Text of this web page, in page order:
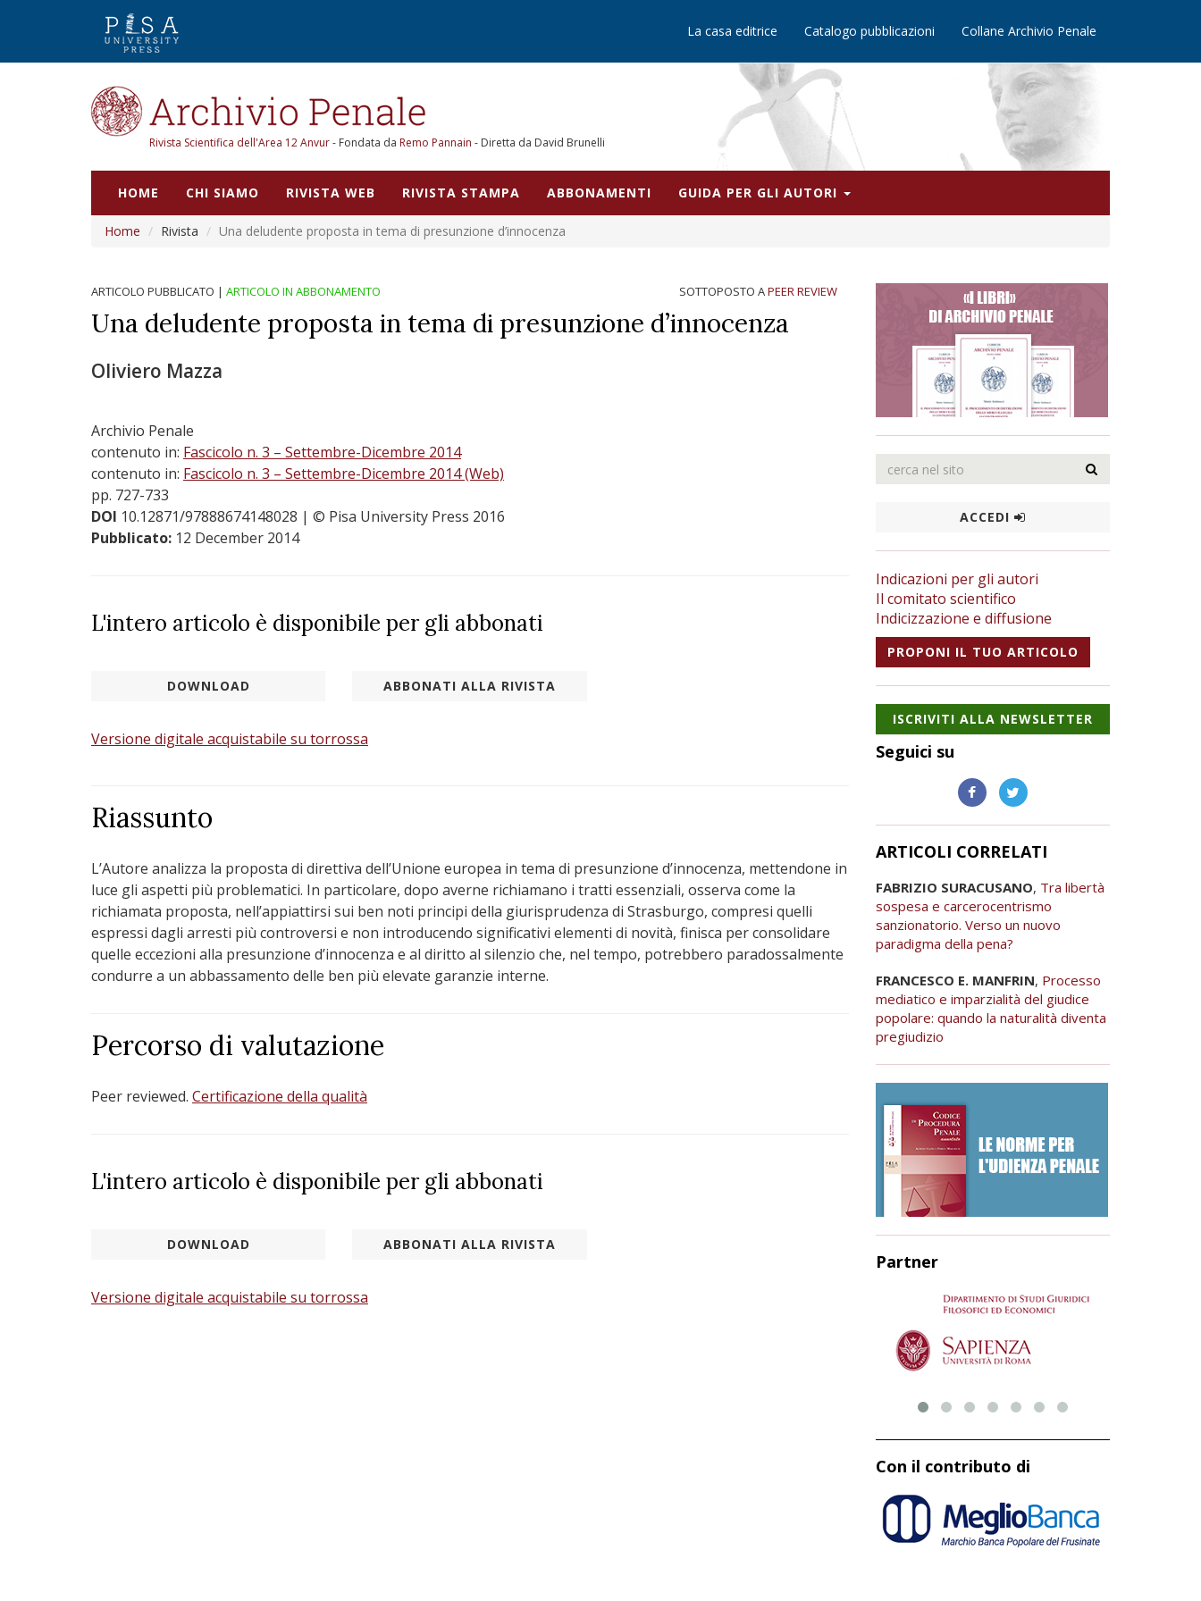
La casa editrice Catalogo pubblicazioni Collane Archivio Penale
Rivista Scientifica dell'Area 12 Anvur- Fondata da Remo Pannain - Diretta da David Brunelli
HOME CHI SIAMO RIVISTA WEB RIVISTA STAMPA ABBONAMENTI GUIDA PER GLI AUTORI
Home Rivista Una deludente proposta in tema di presunzione d’innocenza
ARTICOLO PUBBLICATO | ARTICOLO IN ABBONAMENTO SOTTOPOSTO APEER REVIEW
Una deludente proposta in tema di presunzione d’innocenza
Oliviero Mazza
Archivio Penale
contenuto in: Fascicolo n. 3 – Settembre-Dicembre 2014
contenuto in: Fascicolo n. 3 – Settembre-Dicembre 2014 (Web)
pp. 727-733
DOI 10.12871/97888674148028 | © Pisa University Press 2016
Pubblicato: 12 December 2014
L'intero articolo è disponibile per gli abbonati
DOWNLOAD ABBONATI ALLA RIVISTA
Versione digitale acquistabile su torrossa
Riassunto
L’Autore analizza la proposta di direttiva dell’Unione europea in tema di presunzione d’innocenza, mettendone in
luce gli aspetti più problematici. In particolare, dopo averne richiamano i tratti essenziali, osserva come la
richiamata proposta, nell’appiattirsi sui ben noti principi della giurisprudenza di Strasburgo, compresi quelli
espressi dagli arresti più controversi e non introducendo significativi elementi di novità, finisca per consolidare
quelle eccezioni alla presunzione d’innocenza e al diritto al silenzio che, nel tempo, potrebbero paradossalmente
condurre a un abbassamento delle ben più elevate garanzie interne.
Percorso di valutazione
Peer reviewed. Certificazione della qualità
L'intero articolo è disponibile per gli abbonati
DOWNLOAD ABBONATI ALLA RIVISTA
Versione digitale acquistabile su torrossa
ACCEDI
Indicazioni per gli autori
Il comitato scientifico
Indicizzazione e diffusione
PROPONI IL TUO ARTICOLO
ISCRIVITI ALLA NEWSLETTER
Seguici su
ARTICOLI CORRELATI
FABRIZIO SURACUSANO, Tra libertà
sospesa e carcerocentrismo
sanzionatorio. Verso un nuovo
paradigma della pena?
FRANCESCO E. MANFRIN, Processo
mediatico e imparzialità del giudice
popolare: quando la naturalità diventa
pregiudizio
Partner
Con il contributo di